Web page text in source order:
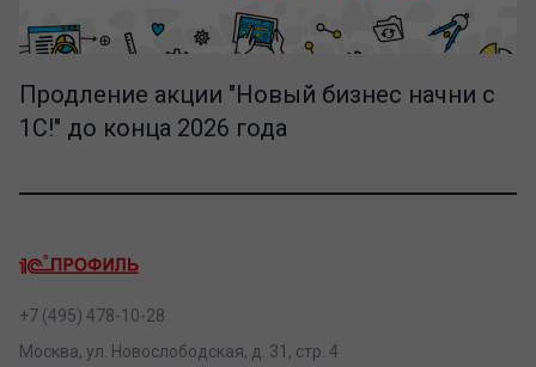
Продление акции "Новый бизнес начни с
1С!" до конца 2026 года
+7 (495) 478-10-28
Москва, ул. Новослободская, д. 31, стр. 4